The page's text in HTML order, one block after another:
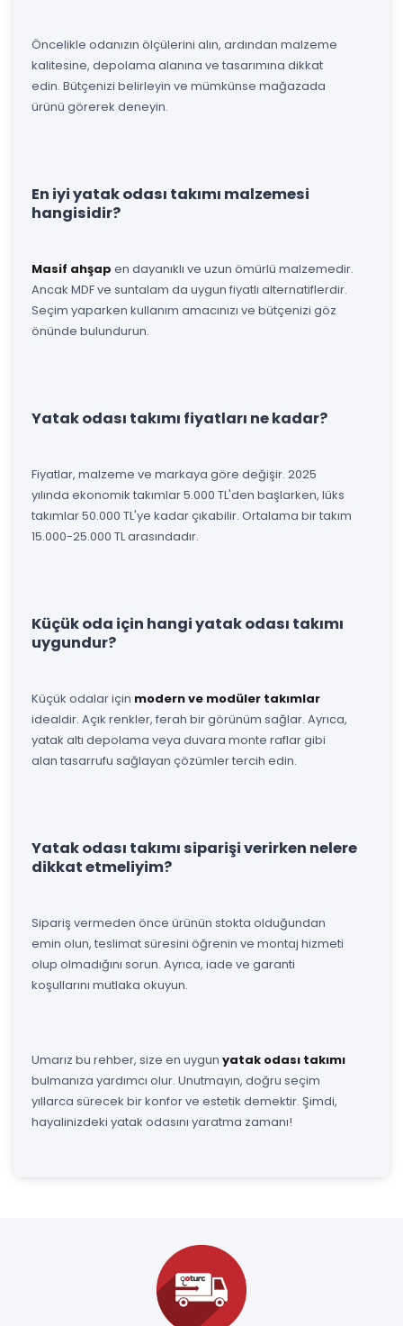
Öncelikle odanızın ölçülerini alın, ardından malzeme
kalitesine, depolama alanına ve tasarımına dikkat
edin. Bütçenizi belirleyin ve mümkünse mağazada
ürünü görerek deneyin.
En iyi yatak odası takımı malzemesi
hangisidir?
Masif ahşap en dayanıklı ve uzun ömürlü malzemedir.
Ancak MDF ve suntalam da uygun fiyatlı alternatiflerdir.
Seçim yaparken kullanım amacınızı ve bütçenizi göz
önünde bulundurun.
Yatak odası takımı fiyatları ne kadar?
Fiyatlar, malzeme ve markaya göre değişir. 2025
yılında ekonomik takımlar 5.000 TL'den başlarken, lüks
takımlar 50.000 TL'ye kadar çıkabilir. Ortalama bir takım
15.000-25.000 TL arasındadır.
Küçük oda için hangi yatak odası takımı
uygundur?
Küçük odalar için modern ve modüler takımlar
idealdir. Açık renkler, ferah bir görünüm sağlar. Ayrıca,
yatak altı depolama veya duvara monte raflar gibi
alan tasarrufu sağlayan çözümler tercih edin.
Yatak odası takımı siparişi verirken nelere
dikkat etmeliyim?
Sipariş vermeden önce ürünün stokta olduğundan
emin olun, teslimat süresini öğrenin ve montaj hizmeti
olup olmadığını sorun. Ayrıca, iade ve garanti
koşullarını mutlaka okuyun.
Umarız bu rehber, size en uygun yatak odası takımı
bulmanıza yardımcı olur. Unutmayın, doğru seçim
yıllarca sürecek bir konfor ve estetik demektir. Şimdi,
hayalinizdeki yatak odasını yaratma zamanı!